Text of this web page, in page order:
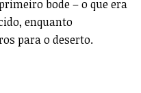
bode – o que era
enquanto
para o deserto.